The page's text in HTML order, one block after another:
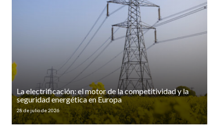
La electrificación: el motor de la competitividad y la
seguridad energética en Europa
28 de julio de 2026